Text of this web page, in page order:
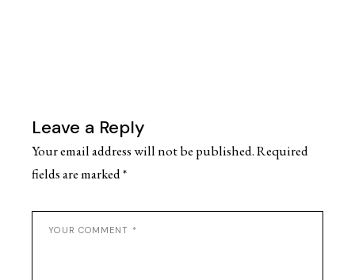
Leave a Reply
Your email address will not be published.Required
fields are marked*